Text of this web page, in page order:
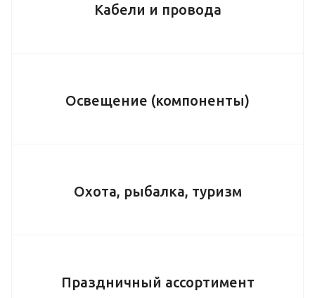
Кабели и провода
Освещение (компоненты)
Охота, рыбалка, туризм
Праздничный ассортимент